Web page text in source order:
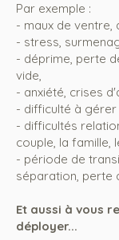
Par exemple :
- maux de ventre,
- stress,
- déprime, perte
vide,
- anxiété, crises
- difficulté à gérer
- difficultés
couple, la famille,
- période de
séparation, perte
Et aussi à vous
déployer...